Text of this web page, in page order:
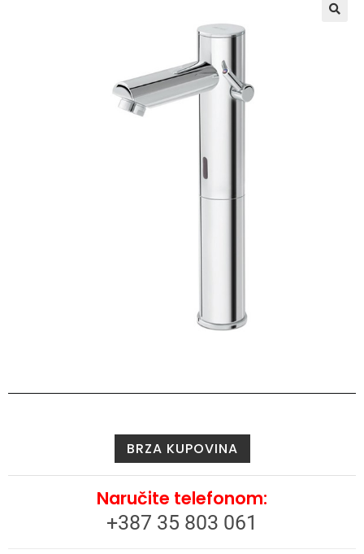
BRZA KUPOVINA
Naručite telefonom:
+387 35 803 061